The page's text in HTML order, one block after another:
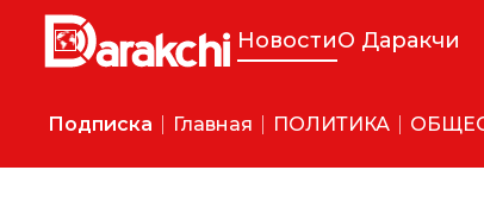
НовостиО Даракчи
Подписка Главная ПОЛИТИКА